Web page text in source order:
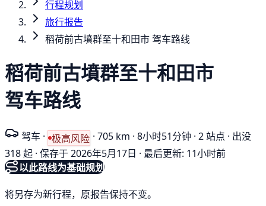
行程规划
旅行报告
稻荷前古墳群至十和田市 驾车路线
稻荷前古墳群至十和田市
驾车路线
驾车 · 极高风险 · 705 km · 8小时51分钟 · 2 站点 · 出没
318 起 · 保存于 2026年5月17日 · 最后更新: 11小时前
以此路线为基础规划
将另存为新行程，原报告保持不变。